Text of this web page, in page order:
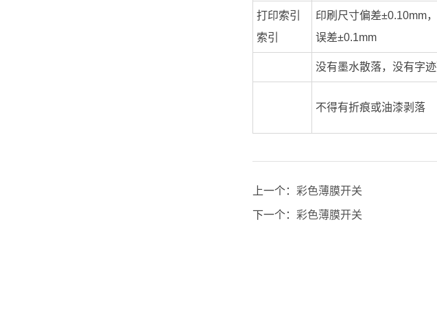
打印索引
索引
印刷尺寸偏差±0.10mm
误差±0.1mm
没有墨水散落，没有字
不得有折痕或油漆剥落
上一个： 彩色薄膜开关
下一个： 彩色薄膜开关